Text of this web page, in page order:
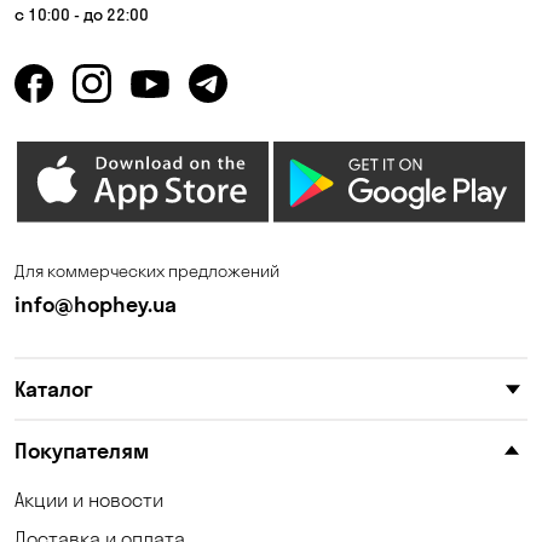
Кропивницкий
Лески Лесники
Матвеевка
Одесса
Песчанка
с 10:00 - до 22:00
Для коммерческих предложений
info@hophey.ua
Каталог
Покупателям
Акции и новости